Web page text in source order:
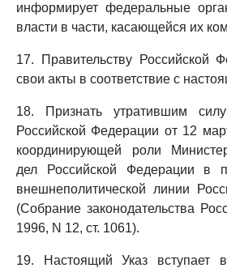
информирует федеральные
власти в части, касающейся их
17. Правительству Российской
свои акты в соответствие с
18. Признать утратившим
Российской Федерации от 12
координирующей роли
дел Российской Федерации в
внешнеполитической линии
(Собрание законодательства
1996, N 12, ст. 1061).
19. Настоящий Указ вступает